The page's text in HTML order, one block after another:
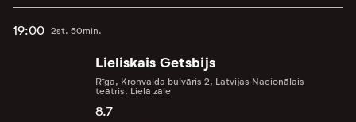
19:00 2st. 50min.
Lieliskais Getsbijs
Rīga, Kronvalda bulvāris 2, Latvijas Nacionālais
teātris, Lielā zāle
8.7